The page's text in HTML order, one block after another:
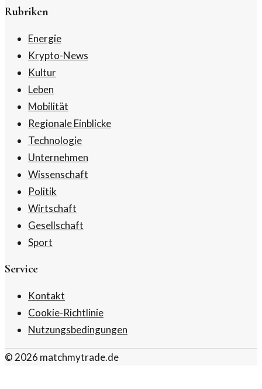
Rubriken
Energie
Krypto-News
Kultur
Leben
Mobilität
Regionale Einblicke
Technologie
Unternehmen
Wissenschaft
Politik
Wirtschaft
Gesellschaft
Sport
Service
Kontakt
Cookie-Richtlinie
Nutzungsbedingungen
© 2026 matchmytrade.de